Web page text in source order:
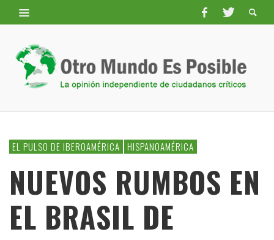
EL PULSO DE IBEROAMÉRICA HISPANOAMÉRICA
NUEVOS RUMBOS EN
EL BRASIL DE